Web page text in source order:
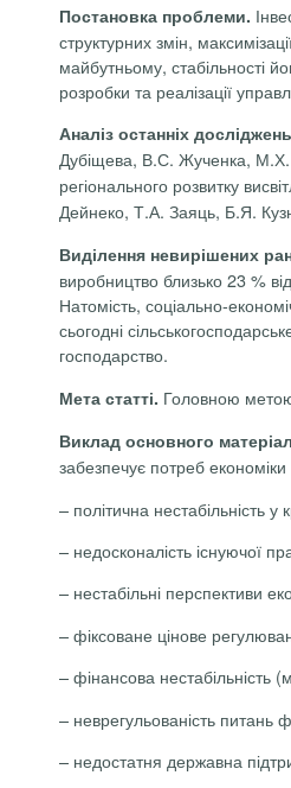
Постановка проблеми.
структурних змін,
майбутньому, стабільності
розробки та реалізації
Аналіз останніх
Дубіщева, В.С. Жученка, М.Х.
регіонального розвитку
Дейнеко, Т.А. Заяць, Б.Я.
Виділення невирішених
виробництво близько 23 %
Натомість, соціально-
сьогодні
господарство.
Мета статті. Головною
Виклад основного
забезпечує потреб
– політична нестабільність
– недосконалість існуючої
– нестабільні перспективи
– фіксоване цінове
– фінансова нестабільність
– неврегульованість питань
– недостатня державна